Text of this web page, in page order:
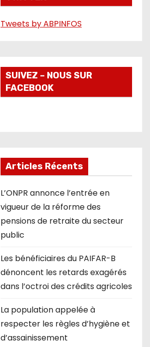
o
Tweets by ABPINFOS
SUIVEZ – NOUS SUR
FACEBOOK
Articles Récents
L’ONPR annonce l’entrée en
vigueur de la réforme des
pensions de retraite du secteur
public
Les bénéficiaires du PAIFAR-B
dénoncent les retards exagérés
dans l’octroi des crédits agricoles
La population appelée à
respecter les règles d’hygiène et
d’assainissement